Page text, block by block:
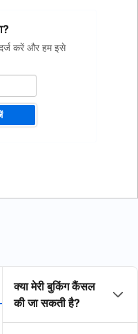
करें और हम इसे
क्या मेरी बुकिंग कैंसल
की जा सकती है?